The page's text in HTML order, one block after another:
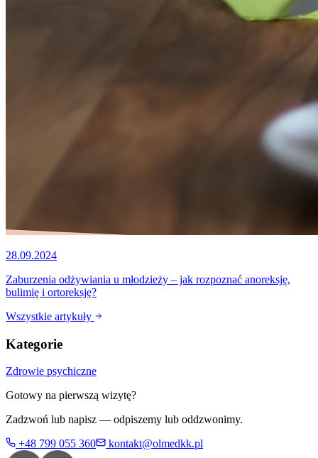
28.09.2024
Zaburzenia odżywiania u młodzieży – jak rozpoznać anoreksję,
bulimię i ortoreksję?
Wszystkie artykuły
Kategorie
Zdrowie psychiczne
Gotowy na pierwszą wizytę?
Zadzwoń lub napisz — odpiszemy lub oddzwonimy.
+48 799 055 360
kontakt@olmedkk.pl